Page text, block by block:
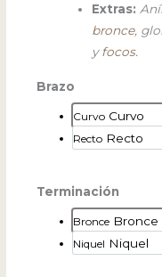
Extras:
bronce,
y focos.
Brazo
Curvo Curvo
Recto Recto
Terminación
Bronce Bronce
Niquel Niquel